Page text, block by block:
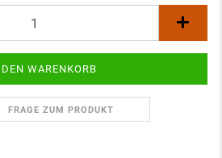
FRAGE ZUM PRODUKT